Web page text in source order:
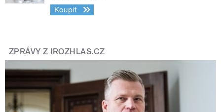
Koupit
ZPRÁVY Z IROZHLAS.CZ